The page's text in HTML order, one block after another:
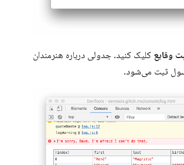
وقایع کلیک کنید. جدولی درباره هنرمندان
ثبت می‌شود.